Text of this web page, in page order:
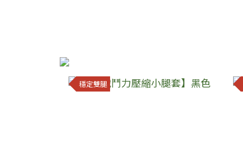
穩定雙腿